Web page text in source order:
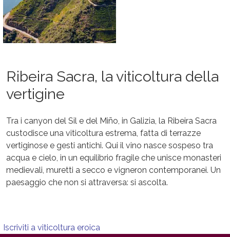
Ribeira Sacra, la viticoltura della
vertigine
Tra i canyon del Sil e del Miño, in Galizia, la Ribeira Sacra
custodisce una viticoltura estrema, fatta di terrazze
vertiginose e gesti antichi. Qui il vino nasce sospeso tra
acqua e cielo, in un equilibrio fragile che unisce monasteri
medievali, muretti a secco e vigneron contemporanei. Un
paesaggio che non si attraversa: si ascolta.
Iscriviti a viticoltura eroica